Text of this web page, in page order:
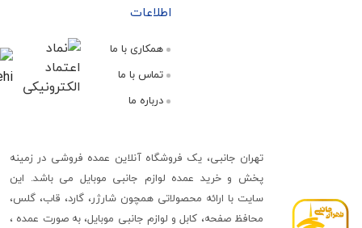
همکاری با ما
تماس با ما
تهران جانبی، یک فروشگاه آنلاین عمده فروشی در زمینه
پخش و خرید عمده لوازم جانبی موبایل می باشد. این
سایت با ارائه محصولاتی همچون شارژر، گارد، قاب، گلس،
محافظ صفحه، کابل و لوازم جانبی موبایل، به صورت عمده ،